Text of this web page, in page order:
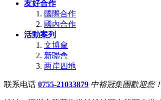
友好合作
國際合作
國內合作
活動案列
文博會
新聯會
两岸四地
联系电话 0755-21033879 中裕冠集團歡迎您！